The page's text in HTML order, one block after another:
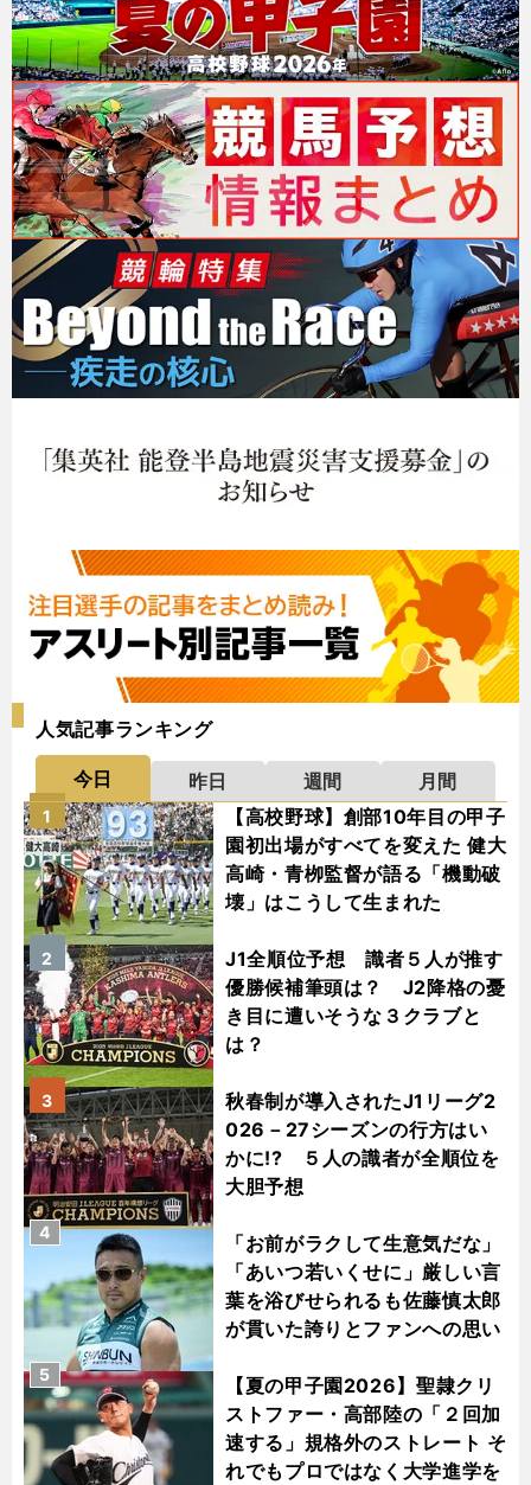
人気記事ランキング
今日 昨日 週間
月間
【高校野球】創部10年目の甲子
園初出場がすべてを変えた 健大
高崎・青栁監督が語る「機動破
壊」はこうして生まれた
1
J1全順位予想 識者５人が推す
優勝候補筆頭は？ J2降格の憂
き目に遭いそうな３クラブと
は？
2
秋春制が導入されたJ1リーグ2
026－27シーズンの行方はい
かに!? ５人の識者が全順位を
大胆予想
3
「お前がラクして生意気だな」
「あいつ若いくせに」厳しい言
葉を浴びせられるも佐藤慎太郎
が貫いた誇りとファンへの思い
4
【夏の甲子園2026】聖隷クリ
ストファー・高部陸の「２回加
速する」規格外のストレート そ
れでもプロではなく大学進学を
5